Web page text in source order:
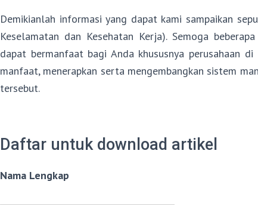
Demikianlah informasi yang dapat kami sampaikan
Keselamatan dan Kesehatan Kerja). Semoga
dapat bermanfaat bagi Anda khususnya perusahaan
manfaat, menerapkan serta mengembangkan sistem
tersebut.
Daftar untuk download artikel
Nama Lengkap